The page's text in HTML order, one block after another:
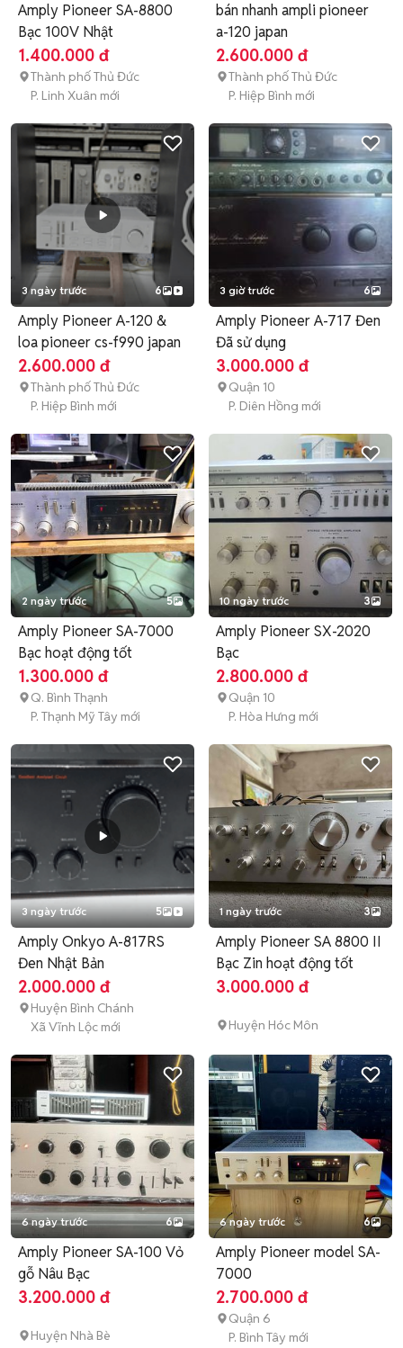
Amply Pioneer SA-8800
Bạc 100V Nhật
1.400.000 đ
Thành phố Thủ Đức
P. Linh Xuân mới
bán nhanh ampli pioneer
a-120 japan
2.600.000 đ
Thành phố Thủ Đức
P. Hiệp Bình mới
3 ngày trước 6
Amply Pioneer A-120 &
loa pioneer cs-f990 japan
2.600.000 đ
Thành phố Thủ Đức
P. Hiệp Bình mới
3 giờ trước 6
Amply Pioneer A-717 Đen
Đã sử dụng
3.000.000 đ
Quận 10
P. Diên Hồng mới
2 ngày trước 5
Amply Pioneer SA-7000
Bạc hoạt động tốt
1.300.000 đ
Q. Bình Thạnh
P. Thạnh Mỹ Tây mới
10 ngày trước 3
Amply Pioneer SX-2020
Bạc
2.800.000 đ
Quận 10
P. Hòa Hưng mới
3 ngày trước 5
Amply Onkyo A-817RS
Đen Nhật Bản
2.000.000 đ
Huyện Bình Chánh
Xã Vĩnh Lộc mới
1 ngày trước 3
Amply Pioneer SA 8800 II
Bạc Zin hoạt động tốt
3.000.000 đ
Huyện Hóc Môn
6 ngày trước 6
Amply Pioneer SA-100 Vỏ
gỗ Nâu Bạc
3.200.000 đ
Huyện Nhà Bè
6 ngày trước 6
Amply Pioneer model SA-
7000
2.700.000 đ
Quận 6
P. Bình Tây mới